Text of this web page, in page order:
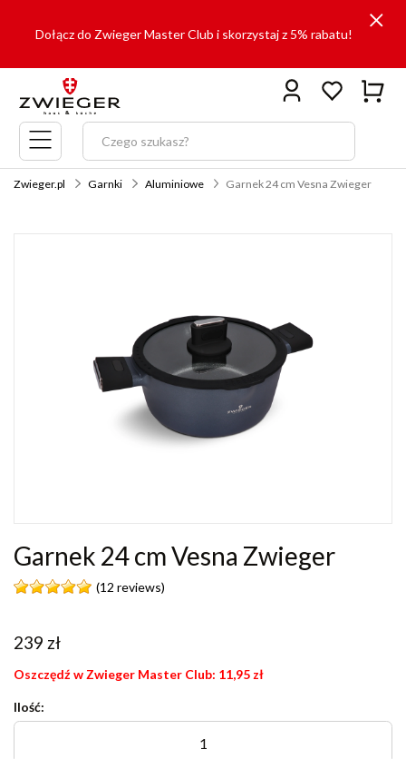
Dołącz do Zwieger Master Club i skorzystaj z 5% rabatu!
Menu
główne
Zwieger.pl Garnki Aluminiowe Garnek 24 cm Vesna Zwieger
Garnek 24 cm Vesna Zwieger
(12 reviews)
239 zł
Oszczędź w Zwieger Master Club: 11,95 zł
Ilość: